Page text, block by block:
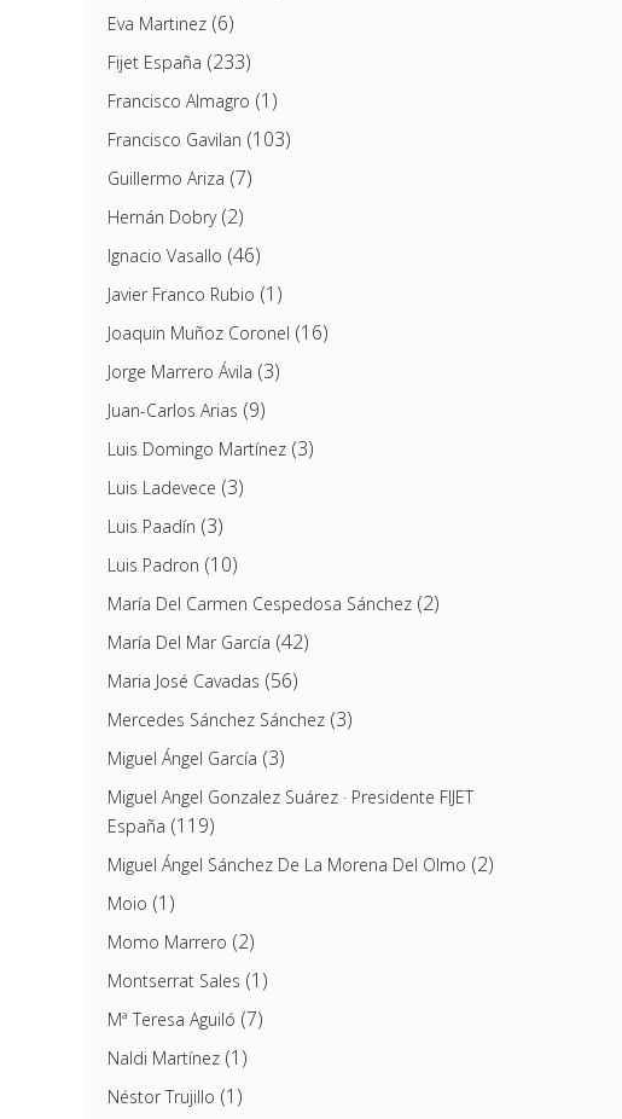
Eva Martinez(6)
Fijet España (233)
Francisco Almagro (1)
Francisco Gavilan (103)
Guillermo Ariza (7)
Hernán Dobry(2)
Ignacio Vasallo (46)
Javier Franco Rubio (1)
Joaquin Muñoz Coronel (16)
Jorge Marrero Ávila (3)
Juan-Carlos Arias (9)
Luis Domingo Martínez(3)
Luis Ladevece (3)
Luis Paadín (3)
Luis Padron (10)
María Del Carmen Cespedosa Sánchez(2)
María Del Mar García (42)
Maria José Cavadas (56)
Mercedes Sánchez Sánchez(3)
Miguel Ángel García (3)
Miguel Angel Gonzalez Suárez · Presidente FIJET
España (119)
Miguel Ángel Sánchez De La Morena Del Olmo (2)
Moio (1)
Momo Marrero (2)
Montserrat Sales (1)
Mª Teresa Aguiló (7)
Naldi Martínez(1)
Néstor Trujillo (1)